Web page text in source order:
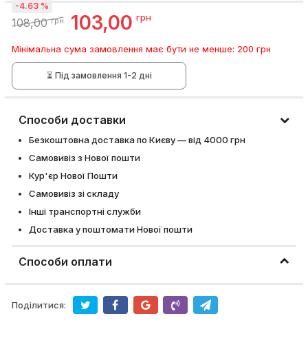
108,00 грн 103,00 грн
-4.63 %
Мінімальна сума замовлення має бути не менше: 200 грн
⏳ Під замовлення 1-2 дні
Способи доставки
Безкоштовна доставка по Києву — від 4000 грн
Самовивіз з Нової пошти
Кур'єр Нової Пошти
Самовивіз зі складу
Інші транспортні служби
Доставка у поштомати Нової пошти
Способи оплати
Поділитися: